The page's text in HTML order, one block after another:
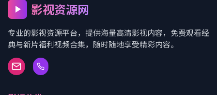
影视资源网
专业的影视资源平台，提供海量高清影视内容， 免费观看经
典与新片福利视频合集，随时随地享受精彩内容。